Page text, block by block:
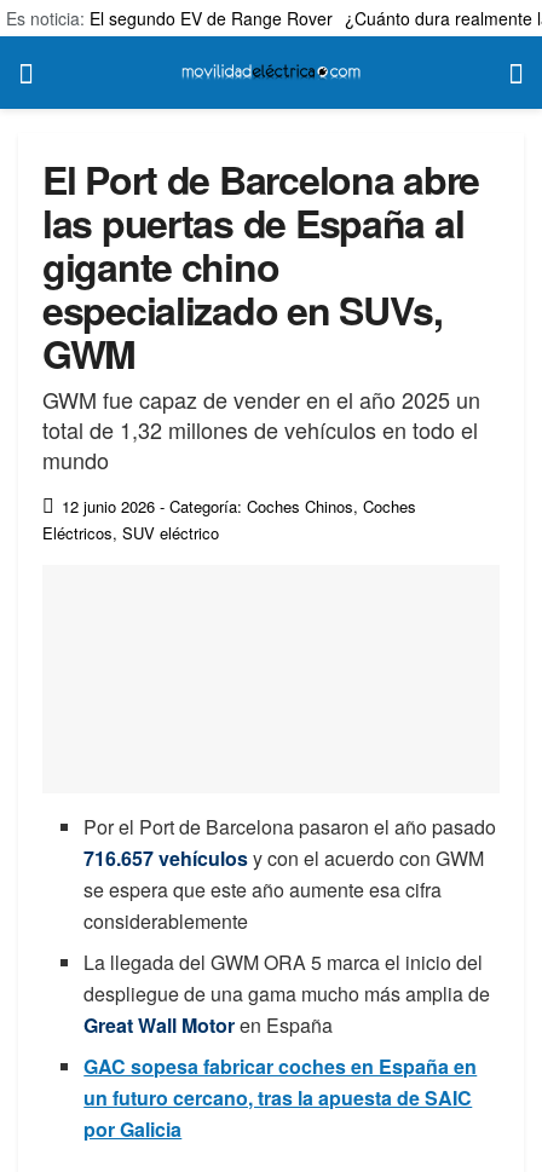
Es noticia: El segundo EV de Range Rover ¿Cuánto dura realmente
El Port de Barcelona abre
las puertas de España al
gigante chino
especializado en SUVs,
GWM
GWM fue capaz de vender en el año 2025 un
total de 1,32 millones de vehículos en todo el
mundo
12 junio 2026 - Categoría: Coches Chinos, Coches
Eléctricos, SUV eléctrico
Por el Port de Barcelona pasaron el año pasado
716.657 vehículosy con el acuerdo con GWM
se espera que este año aumente esa cifra
considerablemente
La llegada del GWM ORA 5 marca el inicio del
despliegue de una gama mucho más amplia de
Great Wall Motoren España
GAC sopesa fabricar coches en España en
un futuro cercano, tras la apuesta de SAIC
por Galicia